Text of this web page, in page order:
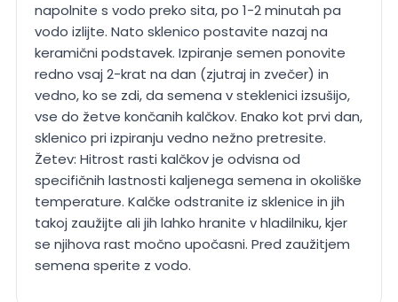
napolnite s vodo preko sita, po 1-2 minutah pa
vodo izlijte. Nato sklenico postavite nazaj na
keramični podstavek. Izpiranje semen ponovite
redno vsaj 2-krat na dan (zjutraj in zvečer) in
vedno, ko se zdi, da semena v steklenici izsušijo,
vse do žetve končanih kalčkov. Enako kot prvi dan,
sklenico pri izpiranju vedno nežno pretresite.
Žetev: Hitrost rasti kalčkov je odvisna od
specifičnih lastnosti kaljenega semena in okoliške
temperature. Kalčke odstranite iz sklenice in jih
takoj zaužijte ali jih lahko hranite v hladilniku, kjer
se njihova rast močno upočasni. Pred zaužitjem
semena sperite z vodo.